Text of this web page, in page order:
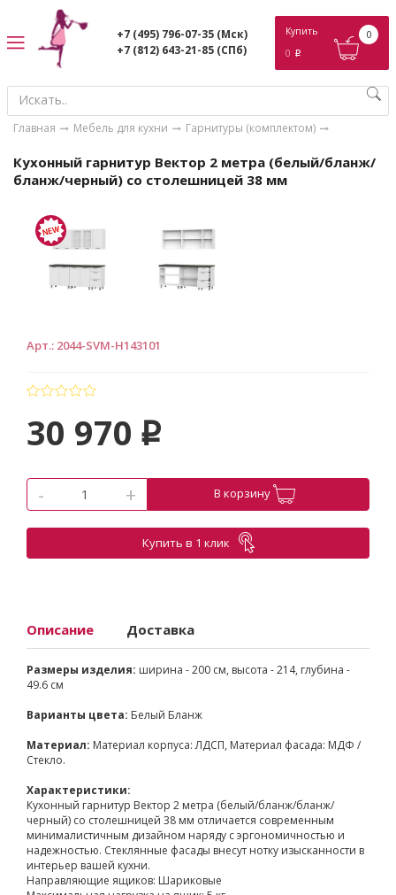
+7 (495) 796-07-35 (Мск)
+7 (812) 643-21-85 (СПб)
Купить
0 p
0
Главная Мебель для кухни Гарнитуры (комплектом)
Кухонный гарнитур Вектор 2 метра (белый/бланж/
бланж/черный) со столешницей 38 мм
Арт.: 2044-SVM-Н143101
30 970 p
- + В корзину
Купить в 1 клик
Описание Доставка
Размеры изделия: ширина - 200 см, высота - 214, глубина -
49.6 см
Варианты цвета: Белый Бланж
Материал: Материал корпуса: ЛДСП, Материал фасада: МДФ /
Стекло.
Характеристики:
Кухонный гарнитур Вектор 2 метра (белый/бланж/бланж/
черный) со столешницей 38 мм отличается современным
минималистичным дизайном наряду с эргономичностью и
надежностью. Стеклянные фасады внесут нотку изысканности в
интерьер вашей кухни.
Направляющие ящиков: Шариковые